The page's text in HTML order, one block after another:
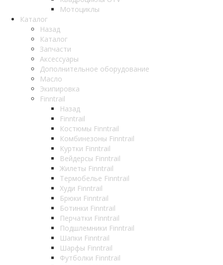
Мотоциклы
Каталог
Назад
Каталог
Запчасти
Аксессуары
Дополнительное оборудование
Масло
Экипировка
Finntrail
Назад
Finntrail
Костюмы Finntrail
Комбинезоны Finntrail
Куртки Finntrail
Вейдерсы Finntrail
Жилеты Finntrail
Термобелье Finntrail
Худи Finntrail
Брюки Finntrail
Ботинки Finntrail
Перчатки Finntrail
Подшлемники Finntrail
Шапки Finntrail
Шарфы Finntrail
Футболки Finntrail